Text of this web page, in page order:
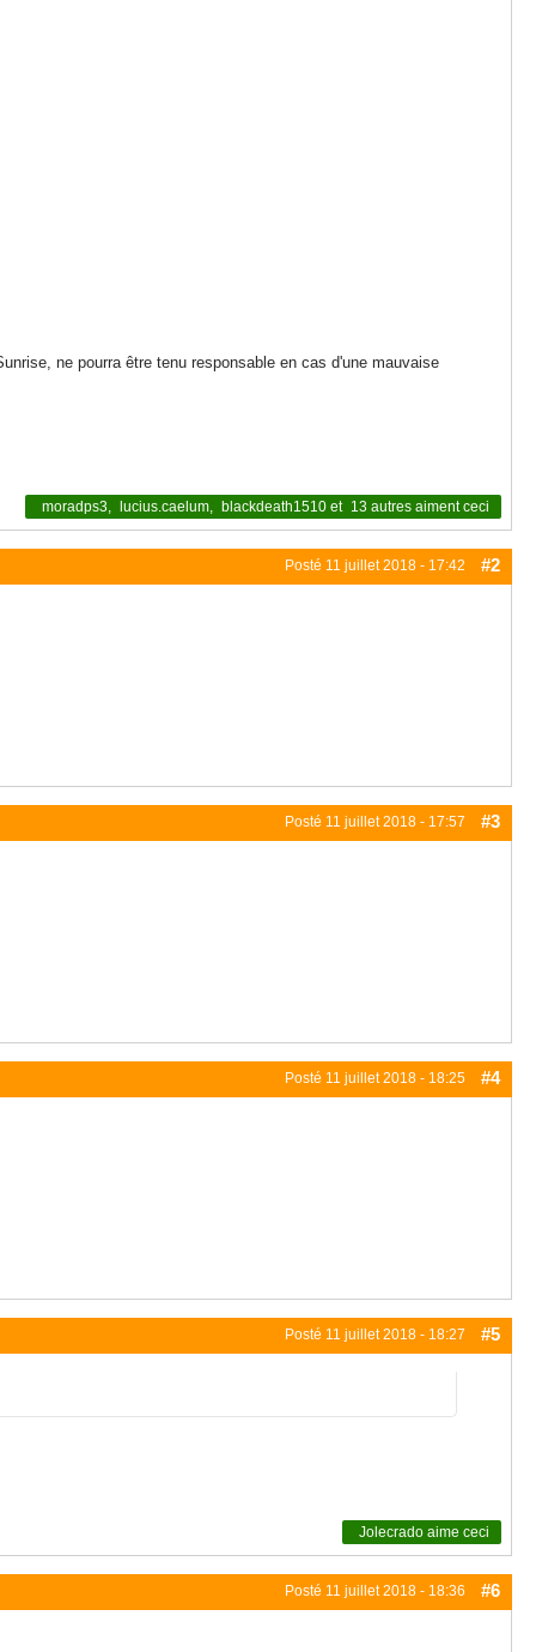
ne pourra être tenu responsable en cas d'une mauvaise
moradps3, lucius.caelum, blackdeath1510 et 13 autres aiment ceci
Posté 11 juillet 2018 - 17:42 #2
Posté 11 juillet 2018 - 17:57 #3
Posté 11 juillet 2018 - 18:25 #4
Posté 11 juillet 2018 - 18:27 #5
Jolecrado aime ceci
Posté 11 juillet 2018 - 18:36 #6